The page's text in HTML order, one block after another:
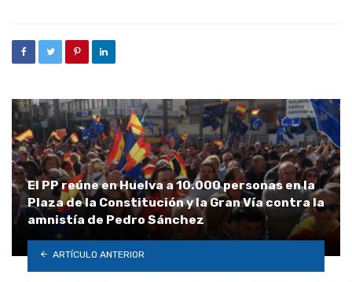
El PP reúne en Huelva a 10.000 personas en la
Plaza de la Constitución y la Gran Vía contra la
amnistía de Pedro Sánchez
ARTÍCULO ANTERIOR